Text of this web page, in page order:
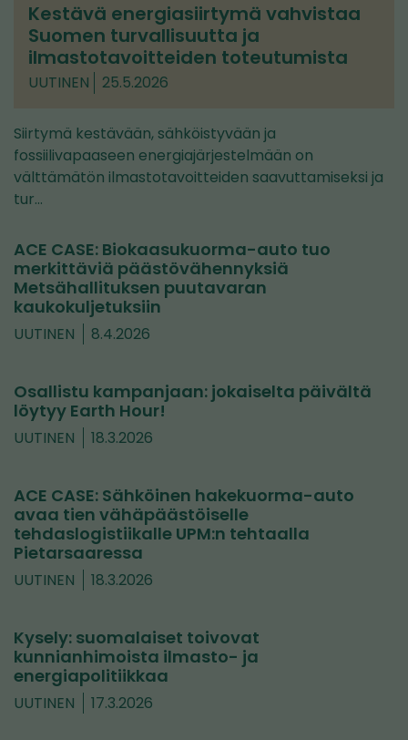
Kestävä energiasiirtymä vahvistaa
Suomen turvallisuutta ja
ilmastotavoitteiden toteutumista
UUTINEN 25.5.2026
Siirtymä kestävään, sähköistyvään ja
fossiilivapaaseen energiajärjestelmään on
välttämätön ilmastotavoitteiden saavuttamiseksi ja
tur…
ACE CASE: Biokaasukuorma-auto tuo
merkittäviä päästövähennyksiä
Metsähallituksen puutavaran
kaukokuljetuksiin
UUTINEN 8.4.2026
Osallistu kampanjaan: jokaiselta päivältä
löytyy Earth Hour!
UUTINEN 18.3.2026
ACE CASE: Sähköinen hakekuorma-auto
avaa tien vähäpäästöiselle
tehdaslogistiikalle UPM:n tehtaalla
Pietarsaaressa
UUTINEN 18.3.2026
Kysely: suomalaiset toivovat
kunnianhimoista ilmasto- ja
energiapolitiikkaa
UUTINEN 17.3.2026